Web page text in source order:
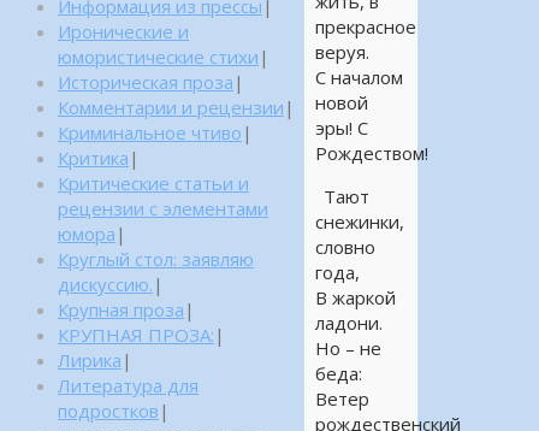
прекрасное
веруя.
С началом
новой
эры! С
Рождеством!
Тают
снежинки,
словно
года,
В жаркой
ладони.
Но – не
беда:
Ветер
рождественский
Информация из прессы |
Иронические и
юмористические стихи |
Историческая проза |
Комментарии и рецензии |
Криминальное чтиво |
Критика |
Критические статьи и
рецензии с элементами
юмора |
Круглый стол: заявляю
дискуссию. |
Крупная проза |
КРУПНАЯ ПРОЗА: |
Лирика |
Литература для
подростков |